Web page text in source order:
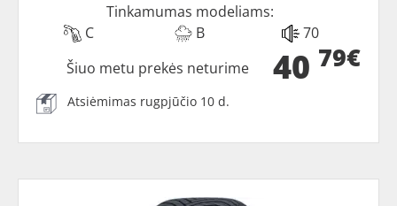
Tinkamumas modeliams:
C
B 70
40 79€
Šiuo metu prekės neturime
Atsiėmimas rugpjūčio 10 d.